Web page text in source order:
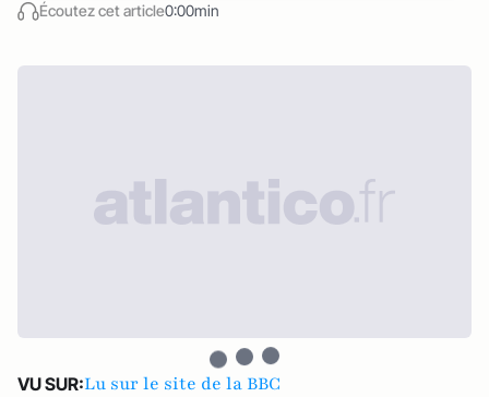
Écoutez cet article0:00min
VU SUR:Lu sur le site de la BBC